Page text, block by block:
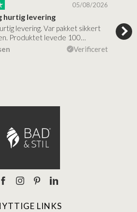
05/08/2026
hurtig levering
levering. Var pakket sikkert
Produktet levede 100…
Verificeret
LINKS